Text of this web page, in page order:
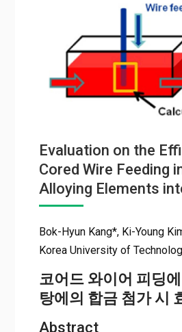
Evaluation on the
Cored Wire Feeding
Alloying Elements
Bok-Hyun Kang*, Ki-Young
Korea University of
코어드 와이어 피딩
탕에의 합금 첨가 시
Abstract